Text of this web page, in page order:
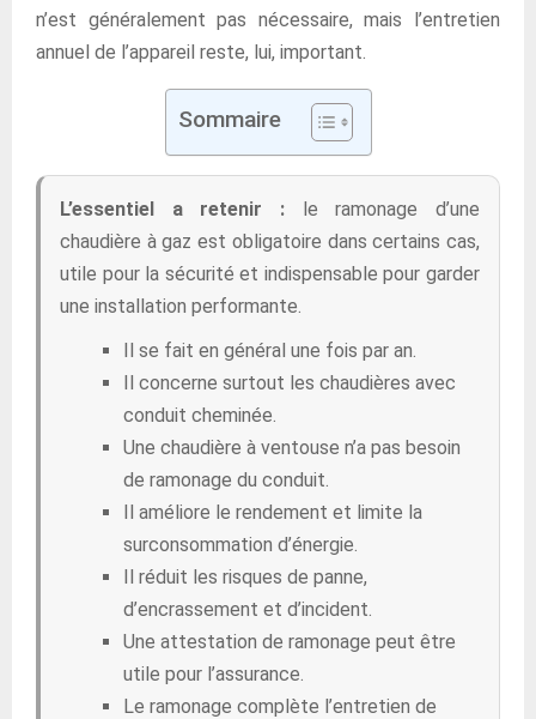
n’est généralement pas nécessaire, mais l’entretien
annuel de l’appareil reste, lui, important.
Sommaire
L’essentiel a retenir : le ramonage d’une
chaudière à gaz est obligatoire dans certains cas,
utile pour la sécurité et indispensable pour garder
une installation performante.
Il se fait en général une fois par an.
Il concerne surtout les chaudières avec
conduit cheminée.
Une chaudière à ventouse n’a pas besoin
de ramonage du conduit.
Il améliore le rendement et limite la
surconsommation d’énergie.
Il réduit les risques de panne,
d’encrassement et d’incident.
Une attestation de ramonage peut être
utile pour l’assurance.
Le ramonage complète l’entretien de